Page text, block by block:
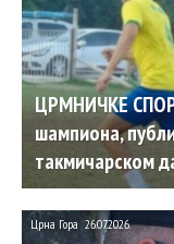
ЦРМНИЧКЕ
шампиона,
такмичарском
Црна Гора 26.07.2026.